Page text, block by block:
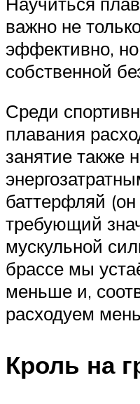
важно не
эффективно,
собственной
Среди
плавания
занятие также
баттерфляй
требующий
мускульной
брассе мы
меньше и,
расходуем
Кроль на